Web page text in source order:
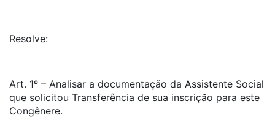
Resolve:
Art. 1º – Analisar a documentação da Assistente Social
que solicitou Transferência de sua inscrição para este
Congênere.